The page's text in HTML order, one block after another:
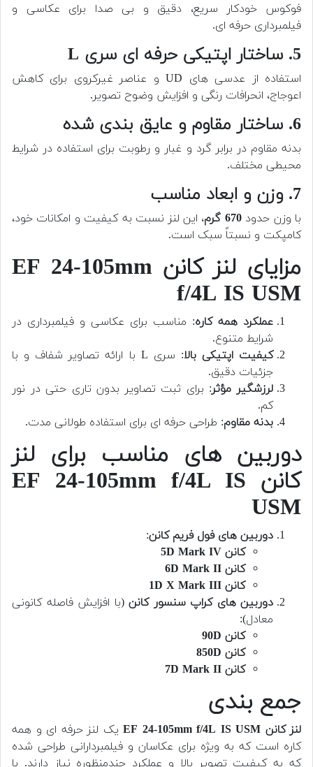
فوکوس خودکار سریع، دقیق و بی صدا برای عکاسی و
فیلمبرداری حرفه ای.
5. ساختار اپتیکی حرفه ای سری L
استفاده از عدسی های UD و عناصر غیرکروی برای کاهش
اعوجاج، انحرافات رنگی و افزایش وضوح تصویر.
6. ساختار مقاوم و عایق بندی شده
بدنه مقاوم در برابر گرد و غبار و رطوبت برای استفاده در شرایط
محیطی مختلف.
7. وزن و ابعاد مناسب
با وزن حدود670 گرم
، این لنز نسبت به کیفیت و امکانات خود،
کامپکت و نسبتاً سبک است.
مزایای لنز کانن EF 24-105mm
f/4L IS USM
عملکرد همه کاره: مناسب برای عکاسی و فیلمبرداری در
شرایط متنوع.
کیفیت اپتیکی بالا
: سری L با ارائه تصاویر شفاف و با
جزئیات دقیق.
لرزشگیر مؤثر: برای ثبت تصاویر بدون تاری حتی در نور
کم.
بدنه مقاوم: طراحی حرفه ای برای استفاده طولانی مدت.
دوربین های مناسب برای لنز
کانن EF 24-105mm f/4L IS
USM
دوربین های فول فریم کانن:
کانن 5D Mark IV
کانن 6D Mark II
کانن 1D X Mark III
دوربین های کراپ سنسور کانن (با افزایش فاصله کانونی
معادل):
کانن 90D
کانن 850D
کانن 7D Mark II
جمع بندی
لنز کانن EF 24-105mm f/4L IS USM
یک لنز حرفه ای و همه
کاره است که به ویژه برای عکاسان و فیلمبردارانی طراحی شده
که به کیفیت تصویر بالا و عملکرد چندمنظوره نیاز دارند. با